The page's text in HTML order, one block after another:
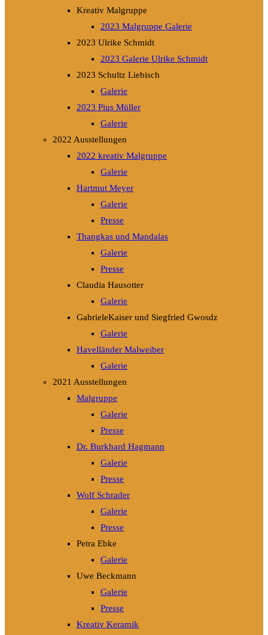
Kreativ Malgruppe
2023 Malgruppe Galerie
2023 Ulrike Schmidt
2023 Galerie Ulrike Schmidt
2023 Schultz Liebisch
Galerie
2023 Pius Müller
Galerie
2022 Ausstellungen
2022 kreativ Malgruppe
Galerie
Hartmut Meyer
Galerie
Presse
Thangkas und Mandalas
Galerie
Presse
Claudia Hausotter
Galerie
GabrieleKaiser und Siegfried Gwosdz
Galerie
Havelländer Malweiber
Galerie
2021 Ausstellungen
Malgruppe
Galerie
Presse
Dr. Burkhard Hagmann
Galerie
Presse
Wolf Schrader
Galerie
Presse
Petra Ebke
Galerie
Uwe Beckmann
Galerie
Presse
Kreativ Keramik